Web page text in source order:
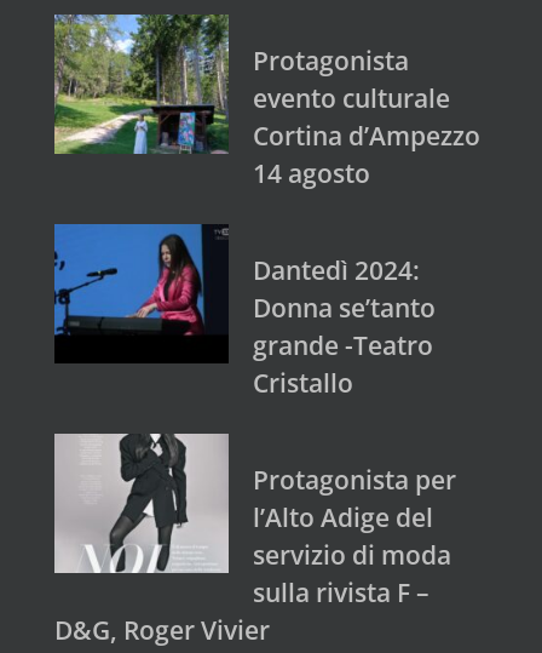
Protagonista
evento culturale
Cortina d’Ampezzo
14 agosto
Dantedì 2024:
Donna se’tanto
grande -Teatro
Cristallo
Protagonista per
l’Alto Adige del
servizio di moda
sulla rivista F –
D&G, Roger Vivier